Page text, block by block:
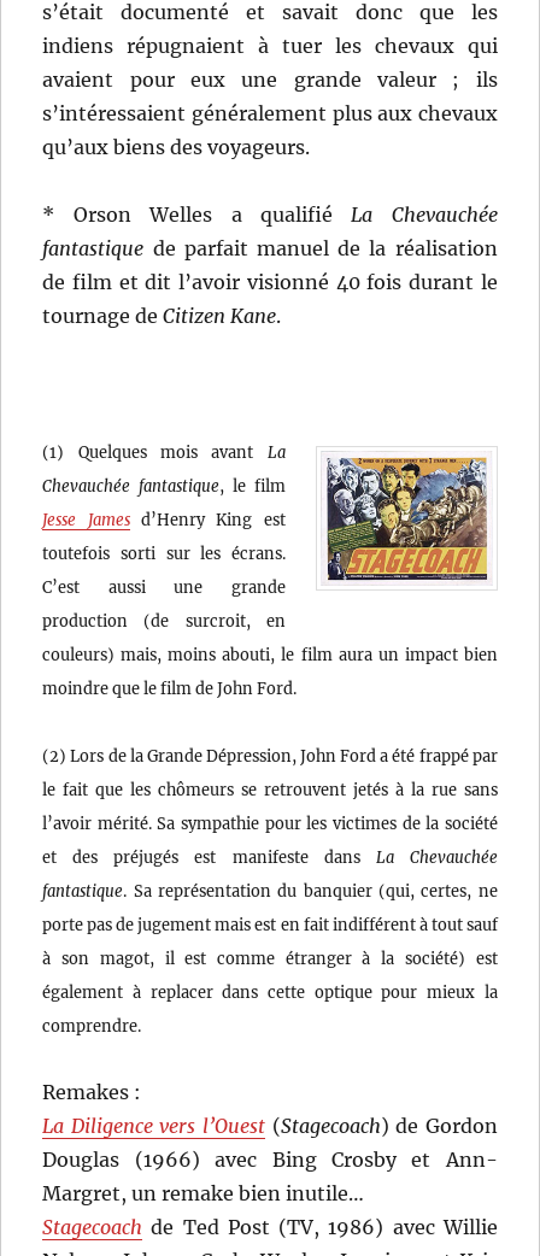
s’était documenté et savait donc que les
indiens répugnaient à tuer les chevaux qui
avaient pour eux une grande valeur ; ils
s’intéressaient généralement plus aux chevaux
qu’aux biens des voyageurs.
* Orson Welles a qualifiéLa Chevauchée
fantastique de parfait manuel de la réalisation
de film et dit l’avoir visionné 40 fois durant le
tournage deCitizen Kane.
(1) Quelques mois avant La
Chevauchée fantastique, le film
Jesse Jamesd’Henry King est
toutefois sorti sur les écrans.
C’est aussi une grande
production (de surcroit, en
couleurs) mais, moins abouti, le film aura un impact bien
moindre que le film de John Ford.
(2) Lors de la Grande Dépression, John Ford a été frappé par
le fait que les chômeurs se retrouvent jetés à la rue sans
l’avoir mérité. Sa sympathie pour les victimes de la société
et des préjugés est manifeste dans La Chevauchée
fantastique. Sa représentation du banquier (qui, certes, ne
porte pas de jugement mais est en fait indifférent à tout sauf
à son magot, il est comme étranger à la société) est
également à replacer dans cette optique pour mieux la
comprendre.
Remakes :
La Diligence vers l’Ouest (Stagecoach) de Gordon
Douglas (1966) avec Bing Crosby et Ann-
Margret, un remake bien inutile…
Stagecoach de Ted Post (TV, 1986) avec Willie